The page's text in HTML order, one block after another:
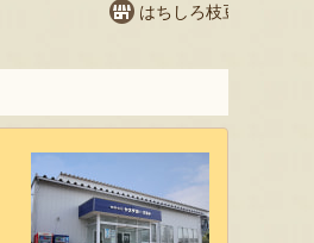
はちしろ枝豆農園